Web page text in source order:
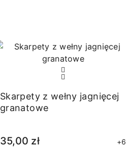
Skarpety z wełny jagnięcej
granatowe
35,00 zł +6